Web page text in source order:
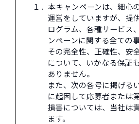
１．本キャンペーンは、細心
運営をしていますが、提
ログラム、各種サービス
ンペーンに関する全ての
その完全性、正確性、安
について、いかなる保証
ありません。
また、次の各号に掲げる
に起因して応募者または
損害については、当社は
ます。